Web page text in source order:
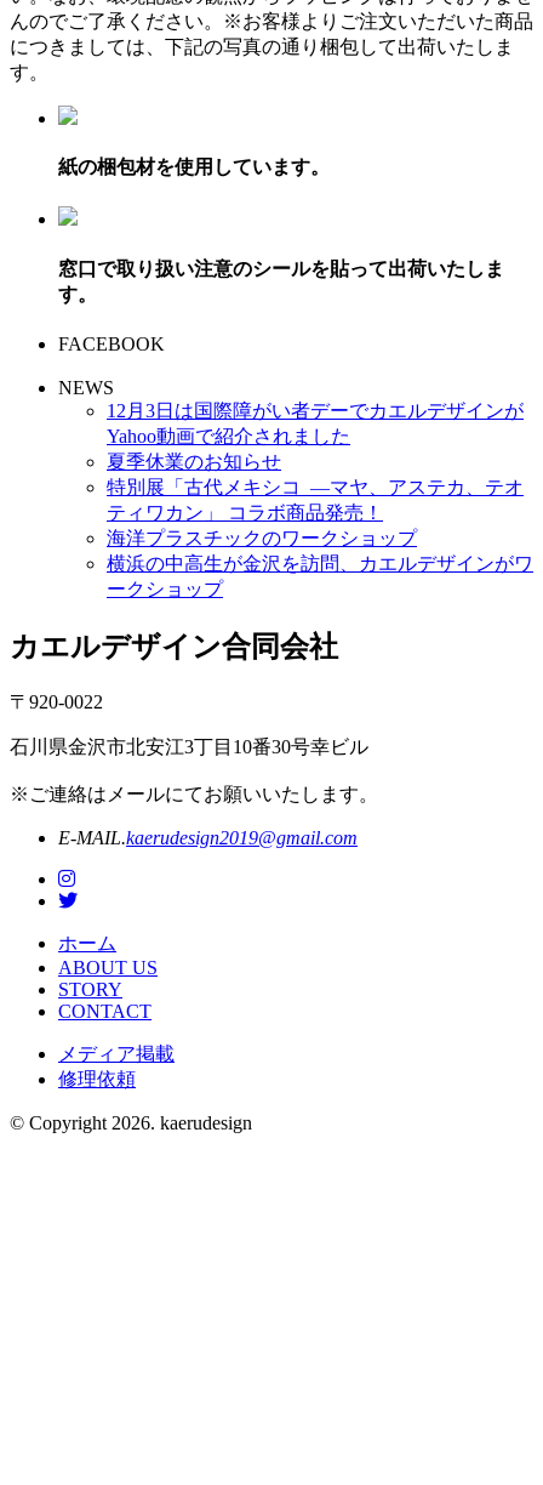
んのでご了承ください。
※お客様よりご注文いただいた商品
につきましては、下記の写真の通り梱包して出荷いたしま
す。
紙の梱包材を使用しています。
窓口で取り扱い注意のシールを貼って出荷いたしま
す。
FACEBOOK
NEWS
12月3日は国際障がい者デーでカエルデザインが
Yahoo動画で紹介されました
夏季休業のお知らせ
特別展「古代メキシコ ―マヤ、アステカ、テオ
ティワカン」 コラボ商品発売！
海洋プラスチックのワークショップ
横浜の中高生が金沢を訪問、カエルデザインがワ
ークショップ
カエルデザイン合同会社
〒920-0022
石川県金沢市北安江3丁目10番30号幸ビル
※ご連絡はメールにてお願いいたします。
E-MAIL.kaerudesign2019@gmail.com
ホーム
ABOUT US
STORY
CONTACT
メディア掲載
修理依頼
© Copyright 2026. kaerudesign